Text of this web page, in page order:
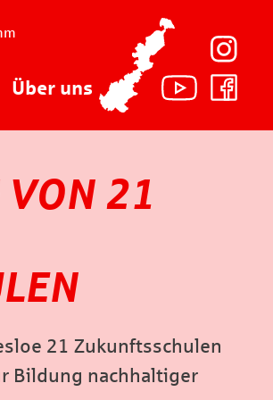
Über uns
VON 21
21 Zukunftsschulen
Bildung nachhaltiger